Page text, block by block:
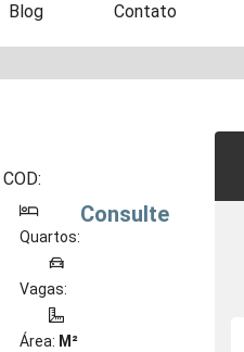
Blog Contato
COD:
Quartos:
Vagas:
Área: M²
Consulte